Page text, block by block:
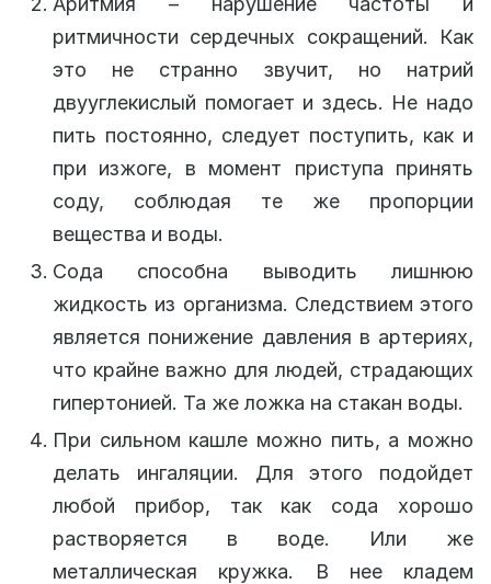
ритмичности сердечных сокращений. Как
это не странно звучит, но натрий
двууглекислый помогает и здесь. Не надо
пить постоянно, следует поступить, как и
при изжоге, в момент приступа принять
соду, соблюдая те же пропорции
вещества и воды.
Сода способна выводить лишнюю
жидкость из организма. Следствием этого
является понижение давления в артериях,
что крайне важно для людей, страдающих
гипертонией. Та же ложка на стакан воды.
При сильном кашле можно пить, а можно
делать ингаляции. Для этого подойдет
любой прибор, так как сода хорошо
растворяется в воде. Или же
металлическая кружка. В нее кладем